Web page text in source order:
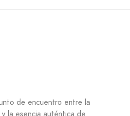
de encuentro entre la
la esencia auténtica de